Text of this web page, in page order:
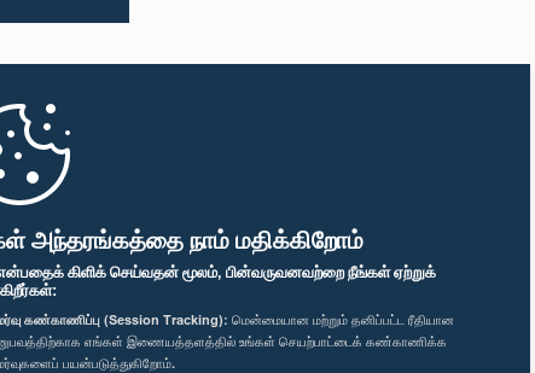
அந்தரங்கத்தை நாம் மதிக்கிறோம்
கிளிக் செய்வதன் மூலம், பின்வருவனவற்றை நீங்கள் ஏற்றுக்
கண்காணிப்பு (Session Tracking): மென்மையான மற்றும் தனிப்பட்ட ரீதியான
எங்கள் இணையத்தளத்தில் உங்கள் செயற்பாட்டைக் கண்காணிக்க
பயன்படுத்துகிறோம்.